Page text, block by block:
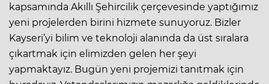
kapsamında Akıllı Şehircilik çerçevesinde yaptığımız
yeni projelerden birini hizmete sunuyoruz. Bizler
Kayseri’yi bilim ve teknoloji alanında da üst sıralara
çıkartmak için elimizden gelen her şeyi
yapmaktayız. Bugün yeni projemizi tanıtmak için